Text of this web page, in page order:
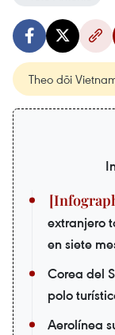
Theo dõi
extranjero
en siete
Corea del
polo
Aerolínea